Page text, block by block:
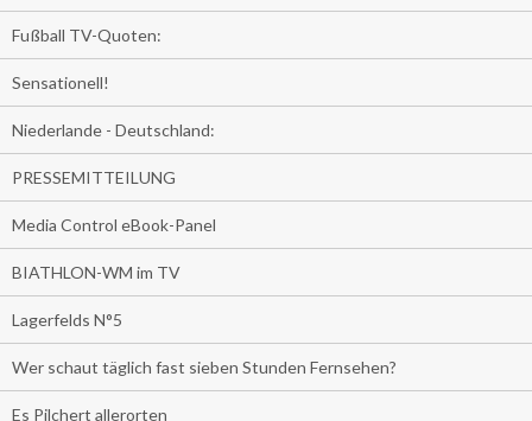
Fußball TV-Quoten:
Sensationell!
Niederlande - Deutschland:
PRESSEMITTEILUNG
Media Control eBook-Panel
BIATHLON-WM im TV
Lagerfelds N°5
Wer schaut täglich fast sieben Stunden Fernsehen?
Es Pilchert allerorten